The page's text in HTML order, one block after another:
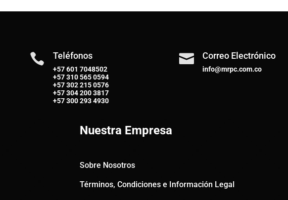
 Teléfonos
+57 601 7048502
+57310 565 0594
+57302 215 0576
+57304 200 3817
+57300 293 4930
 Correo Electrónico
info@mrpc.com.co
Nuestra Empresa
Sobre Nosotros
Términos, Condiciones e Información Legal